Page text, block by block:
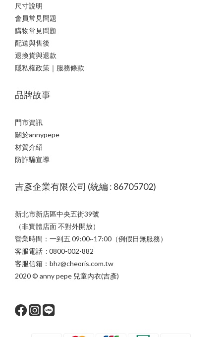
尺寸說明
會員常見問題
購物常見問題
配送與售後
退換貨與退款
隱私權政策｜服務條款
品牌故事
門市資訊
關於annypepe
材質介紹
防詐騙宣導
吉彥企業有限公司 (統編 : 86705702)
新北市新店區中央五街39號
（非實體店面 不對外開放）
營業時間：一到五 09:00~17:00（例假日無服務）
客服電話 : 0800-002-882
客服信箱：bhz@cheoris.com.tw
2020 © anny pepe 兒童內衣(吉彥)